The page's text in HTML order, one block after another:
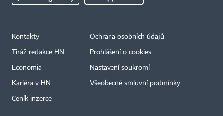
Kontakty
Tiráž redakce HN
Economia
Kariéra v HN
Ceník inzerce
Ochrana osobních údajů
Prohlášení o cookies
Nastavení soukromí
Všeobecné smluvní podmínky